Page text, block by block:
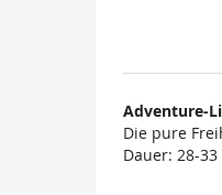
Adventure-
Die pure
Dauer: 28-